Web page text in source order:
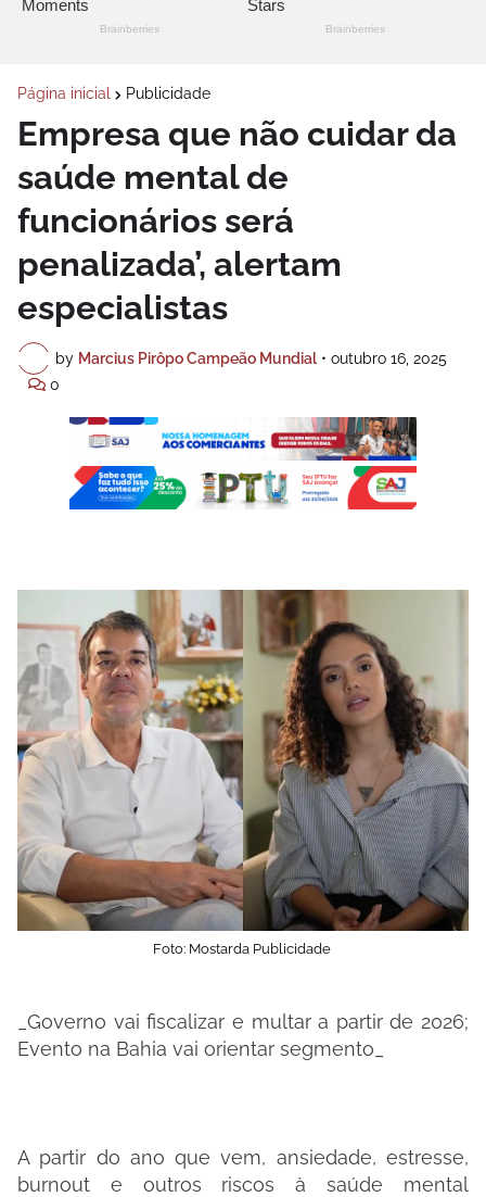
Página inicial Publicidade
Empresa que não cuidar da
saúde mental de
funcionários será
penalizada’, alertam
especialistas
by Marcius Pirôpo Campeão Mundial • outubro 16, 2025
0
Foto: Mostarda Publicidade
_Governo vai fiscalizar e multar a partir de 2026;
Evento na Bahia vai orientar segmento_
A partir do ano que vem, ansiedade, estresse,
burnout e outros riscos à saúde mental